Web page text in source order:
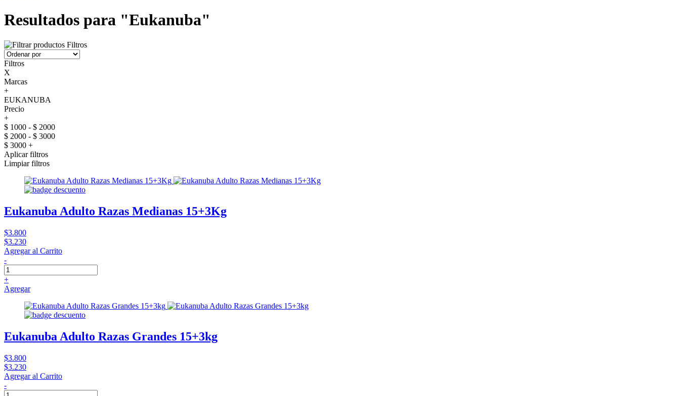
Resultados para "Eukanuba"
Filtros
Filtros
X
Marcas
+
EUKANUBA
Precio
+
$ 1000 - $ 2000
$ 2000 - $ 3000
$ 3000 +
Aplicar filtros
Limpiar filtros
Eukanuba Adulto Razas Medianas 15+3Kg
$3.800
$3.230
Agregar al Carrito
-
+
Agregar
Eukanuba Adulto Razas Grandes 15+3kg
$3.800
$3.230
Agregar al Carrito
-